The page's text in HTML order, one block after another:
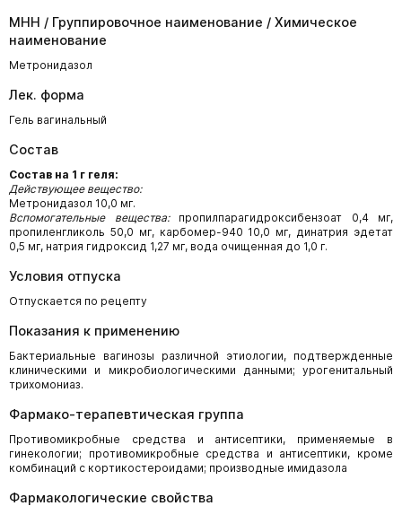
МНН / Группировочное наименование / Химическое
наименование
Метронидазол
Лек. форма
Гель вагинальный
Состав
Состав на 1 г геля:
Действующее вещество:
Метронидазол 10,0 мг.
Вспомогательные вещества:пропилпарагидроксибензоат 0,4 мг,
пропиленгликоль 50,0 мг, карбомер-940 10,0 мг, динатрия эдетат
0,5 мг, натрия гидроксид 1,27 мг, вода очищенная до 1,0 г.
Условия отпуска
Отпускается по рецепту
Показания к применению
Бактериальные вагинозы различной этиологии, подтвержденные
клиническими и микробиологическими данными; урогенитальный
трихомониаз.
Фармако-терапевтическая группа
Противомикробные средства и антисептики, применяемые в
гинекологии; противомикробные средства и антисептики, кроме
комбинаций с кортикостероидами; производные имидазола
Фармакологические свойства